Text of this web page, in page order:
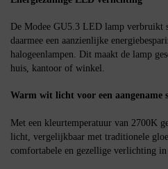
De Modee GU5.3 LED lamp verbruikt
daarmee een aanzienlijke
halogeenlampen. Dit maakt de lamp
huis, kantoor of winkel.
Warm wit licht voor een aangename
Met een kleurtemperatuur van 2700K
licht, vergelijkbaar met traditionele
comfortabele en gezellige verlichting in